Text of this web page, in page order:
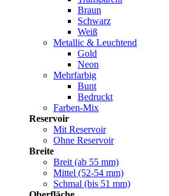
Braun
Schwarz
Weiß
Metallic & Leuchtend
Gold
Neon
Mehrfarbig
Bunt
Bedruckt
Farben-Mix
Reservoir
Mit Reservoir
Ohne Reservoir
Breite
Breit (ab 55 mm)
Mittel (52-54 mm)
Schmal (bis 51 mm)